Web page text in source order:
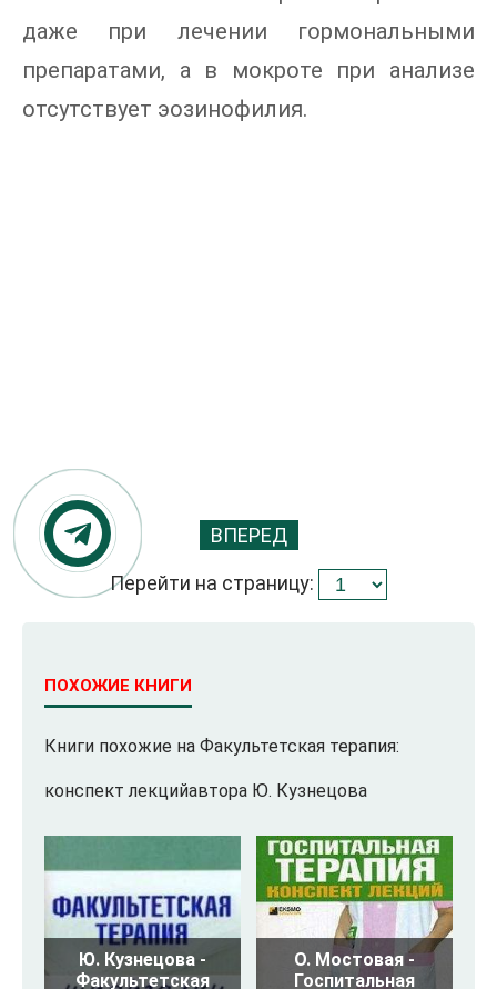
даже при лечении гормональными
препаратами, а в мокроте при анализе
отсутствует эозинофилия.
ВПЕРЕД
Перейти на страницу:
ПОХОЖИЕ КНИГИ
Книги похожие на Факультетская терапия:
конспект лекцийавтора Ю. Кузнецова
Ю. Кузнецова -
Факультетская
О. Мостовая -
Госпитальная